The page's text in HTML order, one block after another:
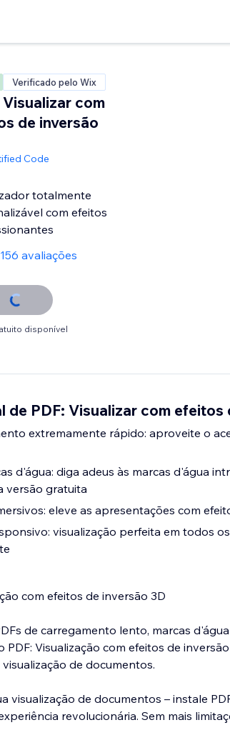
Verificado pelo Wix
Visualizar com
de inversão
Code
totalmente
com efeitos
156 avaliações
disponível
de PDF: Visualizar com efeitos
extremamente rápido: aproveite o
d'água: diga adeus às marcas d'água
versão gratuita
eleve as apresentações com
visualização perfeita em todos
com efeitos de inversão 3D
de carregamento lento, marcas
Visualização com efeitos de
de documentos.
visualização de documentos – instale
revolucionária. Sem mais